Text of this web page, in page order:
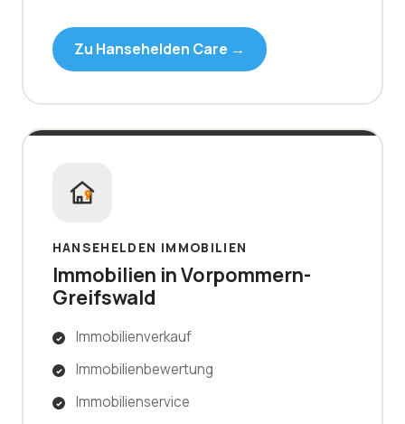
Zu Hansehelden Care →
HANSEHELDEN IMMOBILIEN
Immobilien in Vorpommern-
Greifswald
Immobilienverkauf
Immobilienbewertung
Immobilienservice